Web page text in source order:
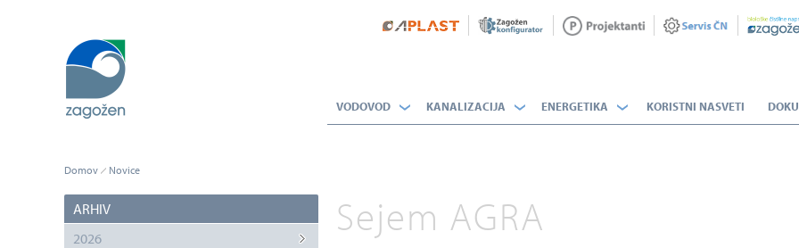
VODOVOD KANALIZACIJA ENERGETIKA KORISTNI NASVETI
Domov Novice
Sejem AGRA
ARHIV
2026